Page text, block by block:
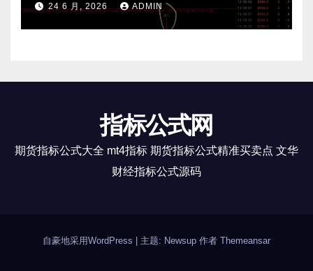
24 6 月, 2026 ADMIN
指标公式网
期货指标公式大全 mt4指标 期货指标公式精准买卖点 文华
财经指标公式源码
自豪地采用WordPress 主题: Newsup 作者 Themeansar